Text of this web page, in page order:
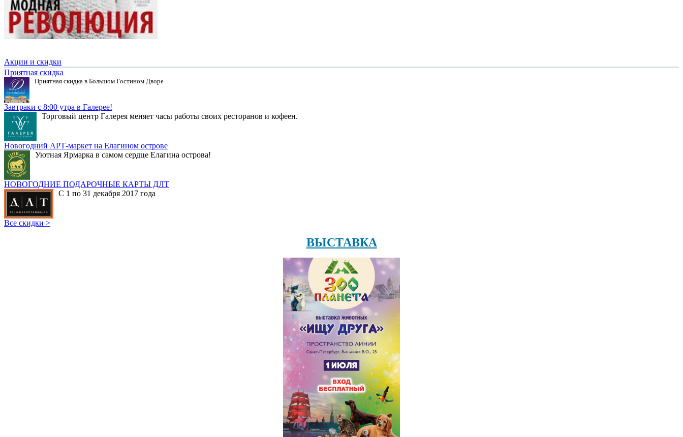
Акции и скидки
Приятная скидка
Приятная скидка в Большом Гостином Дворе
Завтраки с 8:00 утра в Галерее!
Торговый центр Галерея меняет часы работы своих ресторанов и кофеен.
Новогодний АРТ-маркет на Елагином острове
Уютная Ярмарка в самом сердце Елагина острова!
НОВОГОДНИЕ ПОДАРОЧНЫЕ КАРТЫ ДЛТ
С 1 по 31 декабря 2017 года
Все скидки >
ВЫСТАВКА